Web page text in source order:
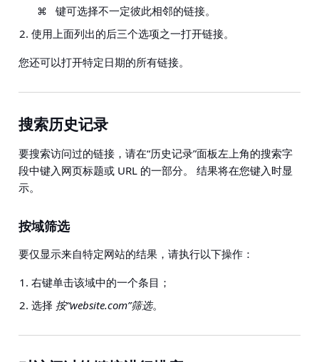
⌘
键可选择不一定彼此相邻的链接。
使用上面列出的后三个选项之一打开链接。
您还可以打开特定日期的所有链接。
搜索历史记录
要搜索访问过的链接，请在“历史记录”面板左上角的搜索字
段中键入网页标题或 URL 的一部分。 结果将在您键入时显
示。
按域筛选
要仅显示来自特定网站的结果，请执行以下操作：
右键单击该域中的一个条目；
选择 按“website.com”筛选。